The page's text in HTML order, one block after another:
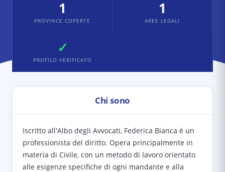
1
PROVINCE COPERTE
1
AREE LEGALI
✓
PROFILO VERIFICATO
Chi sono
Iscritto all'Albo degli Avvocati, Federica Bianca è un
professionista del diritto. Opera principalmente in
materia di Civile, con un metodo di lavoro orientato
alle esigenze specifiche di ogni mandante e alla